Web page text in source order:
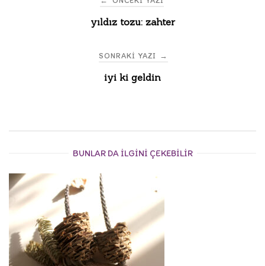
yıldız tozu: zahter
SONRAKI YAZI →
iyi ki geldin
BUNLAR DA ILGINI ÇEKEBILIR